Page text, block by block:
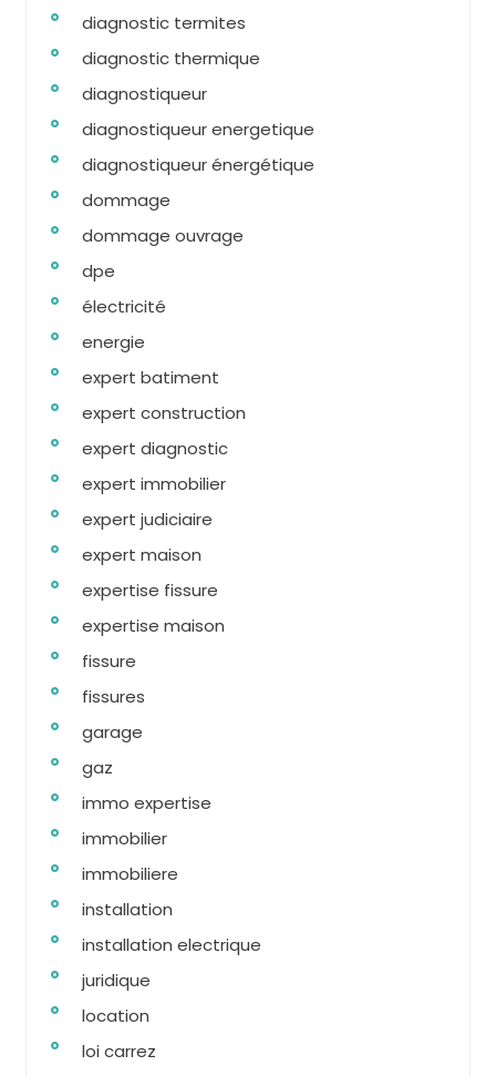
diagnostic termites
diagnostic thermique
diagnostiqueur
diagnostiqueur energetique
diagnostiqueur énergétique
dommage
dommage ouvrage
dpe
électricité
energie
expert batiment
expert construction
expert diagnostic
expert immobilier
expert judiciaire
expert maison
expertise fissure
expertise maison
fissure
fissures
garage
gaz
immo expertise
immobilier
immobiliere
installation
installation electrique
juridique
location
loi carrez